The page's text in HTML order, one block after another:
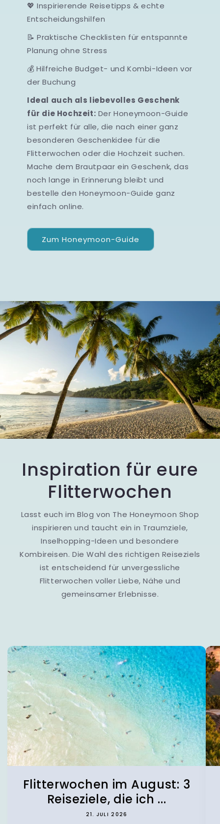
💖 Inspirierende Reisetipps & echte
Entscheidungshilfen
📝 Praktische Checklisten für entspannte
Planung ohne Stress
💰 Hilfreiche Budget- und Kombi-Ideen vor
der Buchung
Ideal auch als liebevolles Geschenk
für die Hochzeit: Der Honeymoon-Guide
ist perfekt für alle, die nach einer ganz
besonderen Geschenkidee für die
Flitterwochen oder die Hochzeit suchen.
Mache dem Brautpaar ein Geschenk, das
noch lange in Erinnerung bleibt und
bestelle den Honeymoon-Guide ganz
einfach online.
Zum Honeymoon-Guide
Inspiration für eure
Flitterwochen
Lasst euch im Blog von The Honeymoon Shop
inspirieren und taucht ein in Traumziele,
Inselhopping-Ideen und besondere
Kombireisen. Die Wahl des richtigen Reiseziels
ist entscheidend für unvergessliche
Flitterwochen voller Liebe, Nähe und
gemeinsamer Erlebnisse.
Flitterwochen im August: 3
Reiseziele, die ich ...
21. JULI 2026